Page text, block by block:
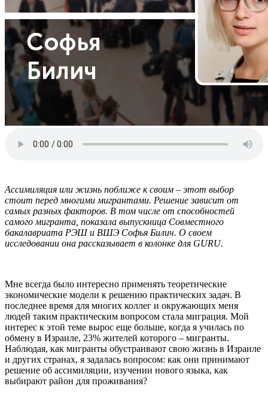
Ассимиляция или жизнь поближе к своим – этот выбор
стоит перед многими мигрантами. Решение зависит от
самых разных факторов. В том числе от способностей
самого мигранта, показала выпускница Совместного
бакалавриата РЭШ и ВШЭ Софья Билич. О своем
исследовании она рассказывает в колонке для GURU.
Мне всегда было интересно применять теоретические
экономические модели к решению практических задач. В
последнее время для многих коллег и окружающих меня
людей таким практическим вопросом стала миграция. Мой
интерес к этой теме вырос еще больше, когда я училась по
обмену в Израиле, 23% жителей которого – мигранты.
Наблюдая, как мигранты обустраивают свою жизнь в Израиле
и других странах, я задалась вопросом: как они принимают
решение об ассимиляции, изучении нового языка, как
выбирают район для проживания?